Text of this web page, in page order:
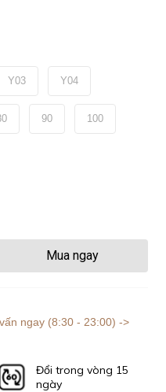
Y03 Y04
90 100
Đổi trong vòng 15
ngày
ngay (8:30 - 23:00) ->
Mua ngay